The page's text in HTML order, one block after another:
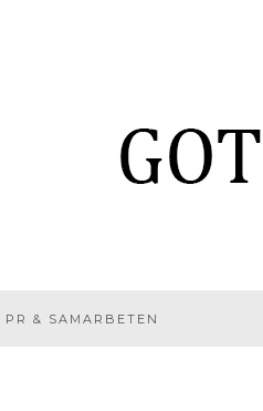
PR & SAMARBETEN